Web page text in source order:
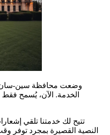
وضعت محافظة سين-سان-
الخدمة. الآن، يُسمح
تتيح لك خدمتنا تلقي
النصية القصيرة بمجرد توفر